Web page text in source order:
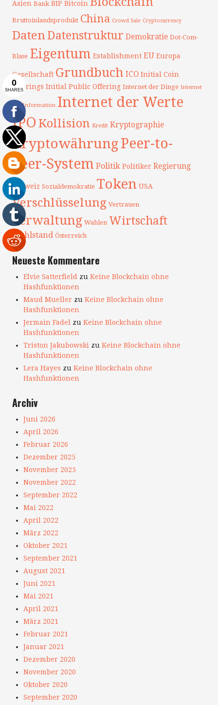
Asien Bank BIP Bitcoin
Bruttoinlandsprodukt China Crowd Sale Cryptocurrency
Daten Datenstruktur Demokratie Dot-Com-
Blase Eigentum Establishment EU Europa
Gesellschaft Grundbuch ICO Initial Coin
Offerings Initial Public Offering Internet der Dinge Internet
der Information Internet der Werte
IPO Kollision Kredit Kryptographie
KryptowährungPeer-to-
Peer-System Politik Politiker Regierung
Schweiz Sozialdemokratie Token USA
Verschlüsselung Vertrauen
Verwaltung Wahlen Wirtschaft
Wohlstand Österreich
Neueste Kommentare
Elvie Satterfield zu Keine Blockchain ohne
Hashfunktionen
Maud Mueller zu Keine Blockchain ohne
Hashfunktionen
Jermain Fadel zu Keine Blockchain ohne
Hashfunktionen
Triston Jakubowski zu Keine Blockchain ohne
Hashfunktionen
Lera Hayes zu Keine Blockchain ohne
Hashfunktionen
Archiv
Juni 2026
April 2026
Februar 2026
Dezember 2025
November 2025
November 2022
September 2022
Mai 2022
April 2022
März 2022
Oktober 2021
September 2021
August 2021
Juni 2021
Mai 2021
April 2021
März 2021
Februar 2021
Januar 2021
Dezember 2020
November 2020
Oktober 2020
September 2020